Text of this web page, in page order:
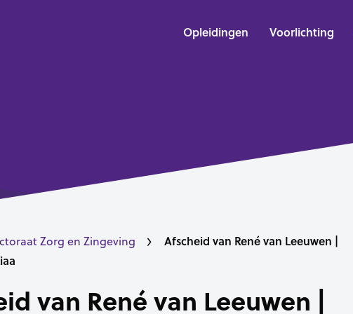
Opleidingen Voorlichting
Zorg en Zingeving
Afscheid van René van Leeuwen |
van René van Leeuwen |